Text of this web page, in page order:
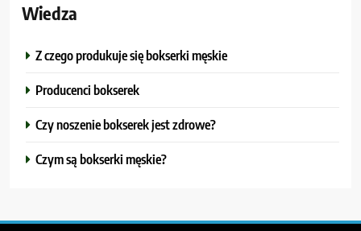
Wiedza
Z czego produkuje się bokserki męskie
Producenci bokserek
Czy noszenie bokserek jest zdrowe?
Czym są bokserki męskie?